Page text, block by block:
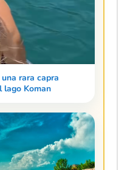
rara capra
lago Koman